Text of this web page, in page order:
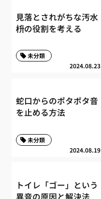
見落とされがちな汚水
枡の役割を考える
2024.08.23
未分類
蛇口からのポタポタ音
を止める方法
2024.08.19
未分類
トイレ「ゴー」という
異音の原因と解決法